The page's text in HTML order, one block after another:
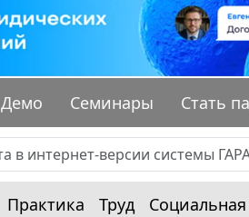
Демо Семинары Стать
Практика Труд